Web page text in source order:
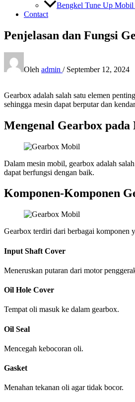
Bengkel Tune Up Mobil
Contact
Penjelasan dan Fungsi
Oleh admin / September 12, 2024
Gearbox adalah salah satu elemen
sehingga mesin dapat berputar dan
Mengenal Gearbox pada
Dalam mesin mobil, gearbox adalah
dapat berfungsi dengan baik.
Komponen-Komponen
Gearbox terdiri dari berbagai komponen
Input Shaft Cover
Meneruskan putaran dari motor
Oil Hole Cover
Tempat oli masuk ke dalam gearbox.
Oil Seal
Mencegah kebocoran oli.
Gasket
Menahan tekanan oli agar tidak bocor.